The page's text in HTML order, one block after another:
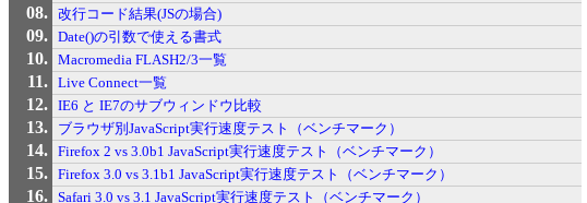
改行コード結果(JSの場合)
Date()の引数で使える書式
Macromedia FLASH2/3一覧
Live Connect一覧
IE6 と IE7のサブウィンドウ比較
ブラウザ別JavaScript実行速度テスト（ベンチマーク）
Firefox 2 vs 3.0b1 JavaScript実行速度テスト（ベンチマーク）
Firefox 3.0 vs 3.1b1 JavaScript実行速度テスト（ベンチマーク）
Safari 3.0 vs 3.1 JavaScript実行速度テスト（ベンチマーク）